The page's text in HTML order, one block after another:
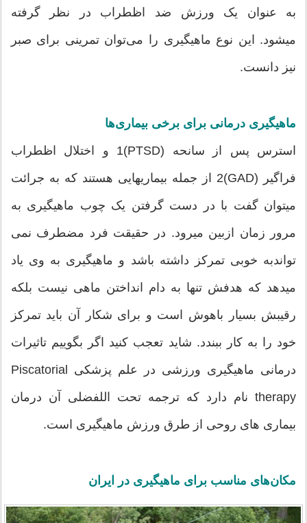
به عنوان یک ورزش ضد اظطراب در نظر گرفته
میشود. این نوع ماهیگیری را می‌توان تمرینی برای صبر
نیز دانست.
ماهیگیری درمانی برای برخی بیماری‌ها
استرس پس از سانحه (PTSD)1 و اختلال اظطراب
فراگیر (GAD)2 از جمله بیماریهایی هستند که به جرائت
میتوان گفت با در دست گرفتن یک چوب ماهیگیری به
مرور زمان ازبین میرود. در حقیقت فرد مضطرف نمی
تواندبه خوبی تمرکز داشته باشد و ماهیگیری به وی یاد
میدهد که هدفش تنها به دام انداختن ماهی نیست بلکه
رقیبش بسیار باهوش است و برای شکار آن باید تمرکز
خود را به کار ببندد. شاید تعجب کنید اگر بگوییم تاثیرات
درمانی ماهیگیری ورزشی در علم پزشکی Piscatorial
therapy نام دارد که ترجمه تحت اللفضلی آن درمان
بیماری های روحی از طرق ورزش ماهیگیری است.
مکان‌های مناسب برای ماهیگیری در ایران